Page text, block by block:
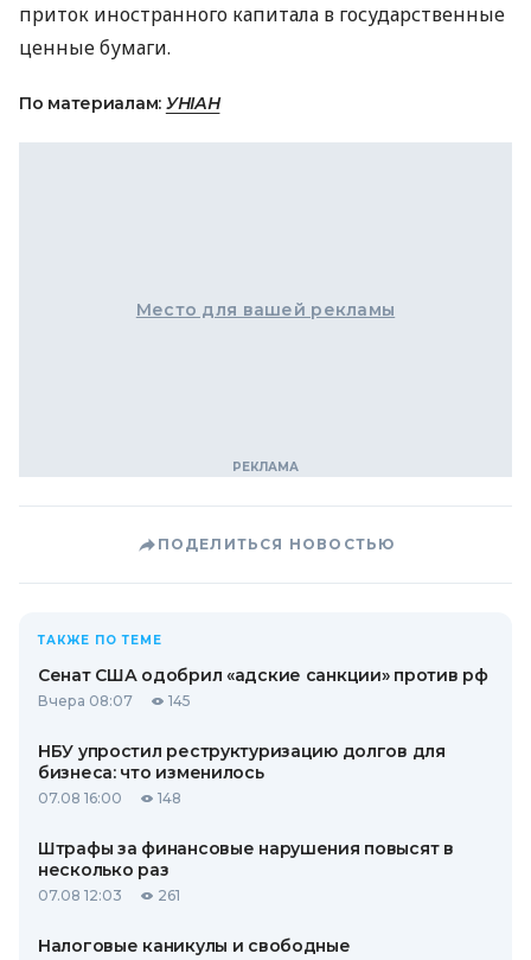
приток иностранного капитала в государственные
ценные бумаги.
По материалам: УНІАН
Место для вашей рекламы
ПОДЕЛИТЬСЯ НОВОСТЬЮ
ТАКЖЕ ПО ТЕМЕ
Сенат США одобрил «адские санкции» против рф
Вчера 08:07 145
НБУ упростил реструктуризацию долгов для
бизнеса: что изменилось
07.08 16:00 148
Штрафы за финансовые нарушения повысят в
несколько раз
07.08 12:03 261
Налоговые каникулы и свободные